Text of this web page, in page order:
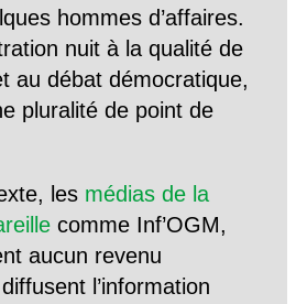
hommes d’affaires.
nuit à la qualité de
au débat démocratique,
pluralité de point de
les médias de la
comme Inf’OGM,
aucun revenu
l’information